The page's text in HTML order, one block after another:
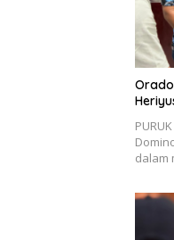
dalam